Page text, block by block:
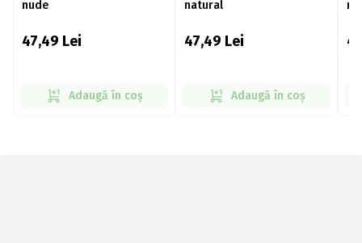
nude
47,49 Lei
Adaugă în coș
natural
47,49 Lei
Adaugă în coș